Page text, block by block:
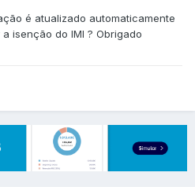
é atualizado automaticamente
isenção do IMI ? Obrigado